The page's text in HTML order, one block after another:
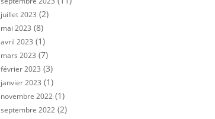
juillet 2023 (2)
mai 2023 (8)
avril 2023 (1)
mars 2023 (7)
février 2023 (3)
janvier 2023 (1)
novembre 2022 (1)
septembre 2022 (2)